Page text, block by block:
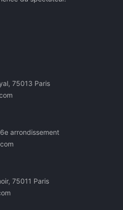
75013 Paris
arrondissement
75011 Paris